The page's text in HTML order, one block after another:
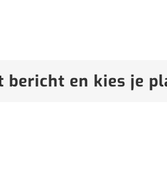
bericht en kies je